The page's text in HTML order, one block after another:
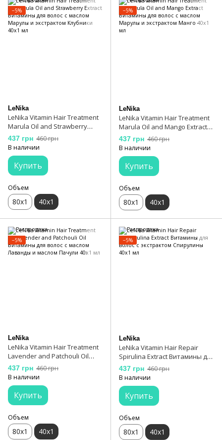
−5%
LeNika
LeNika Vitamin Hair Treatment
Marula Oil and Strawberry
Extract Витамины для волос с
маслом Марулы и экстрактом
437 грн 460 грн
В наличии
Купить
Объем
80х1 40х1
−5%
LeNika
LeNika Vitamin Hair Treatment
Marula Oil and Mango Extract
Витамины для волос с маслом
Марулы и экстрактом Манго
437 грн 460 грн
В наличии
Купить
Объем
80х1 40х1
−5%
LeNika
LeNika Vitamin Hair Treatment
Lavender and Patchouli Oil
Витамины для волос с маслом
Лаванды и маслом Пачули
437 грн 460 грн
В наличии
Купить
Объем
80х1 40х1
−5%
LeNika
LeNika Vitamin Hair Repair
Spirulina Extract Витамины для
волос с экстрактом
Спирулины 40х1 мл
437 грн 460 грн
В наличии
Купить
Объем
80х1 40х1